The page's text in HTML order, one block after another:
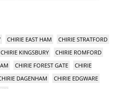
CHIRIE EAST HAM
CHIRIE STRATFORD
CHIRIE KINGSBURY
CHIRIE ROMFORD
CHIRIE FOREST GATE
CHIRIE
DAGENHAM
CHIRIE EDGWARE